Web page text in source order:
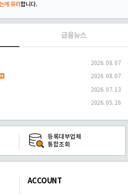
게 유리합니다.
금융뉴스
2026. 08. 07
2026. 08. 07
2026. 07. 13
2026. 05. 26
등록대부업체
통합조회
ACCOUNT